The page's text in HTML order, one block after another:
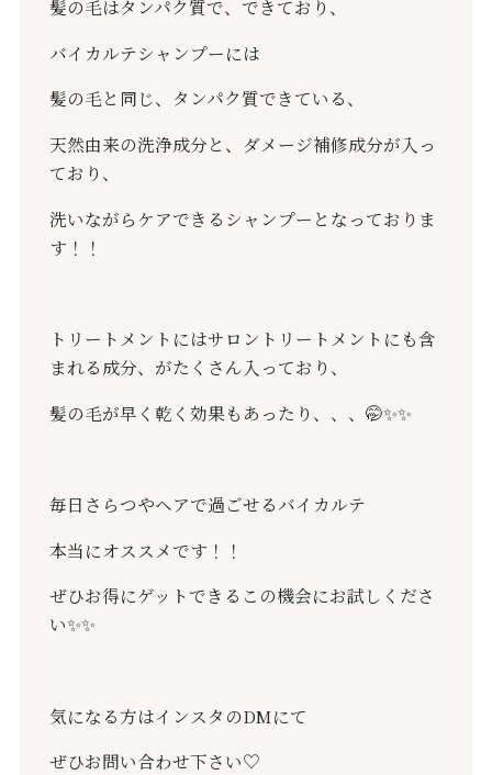
髪の毛はタンパク質で、できており、
バイカルテシャンプーには
髪の毛と同じ、タンパク質できている、
天然由来の洗浄成分と、ダメージ補修成分が入っ
ており、
洗いながらケアできるシャンプーとなっておりま
す！！
トリートメントにはサロントリートメントにも含
まれる成分、がたくさん入っており、
髪の毛が早く乾く効果もあったり、、、 🤭✨✨
毎日さらつやヘアで過ごせるバイカルテ
本当にオススメです！！
ぜひお得にゲットできるこの機会にお試しくださ
い✨✨
気になる方はインスタのDMにて
ぜひお問い合わせ下さい♡